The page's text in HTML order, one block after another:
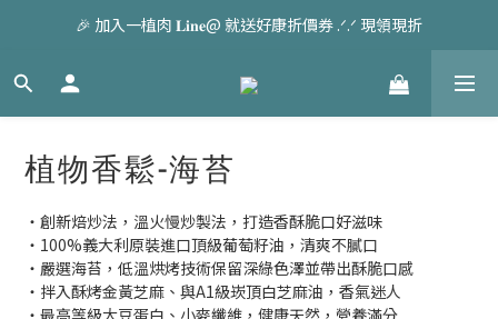
🎉 加入一植肉 𝐋𝐢𝐧𝐞@ 就送好康折價券 .ᐟ.ᐟ 現領現折
植物香鬆-海苔
・創新焙炒法，溫火慢炒製法，打造香酥脆口好滋味
・100%義大利原裝進口頂級葡萄籽油，清爽不膩口
・嚴選海苔，低溫烘烤技術保留深綠色澤並帶出酥脆口感
・拌入酥烤金黃芝麻、與A1級崁頂白芝麻油，香氣迷人
・最高等級大豆蛋白、小麥纖維，健康天然，營養滿分